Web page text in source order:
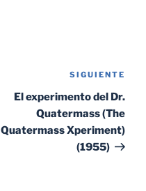
SIGUIENTE
El experimento del Dr.
Quatermass (The
Quatermass Xperiment)
(1955)